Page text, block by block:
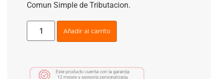
Comun Simple de Tributacion.
Añadir al carrito